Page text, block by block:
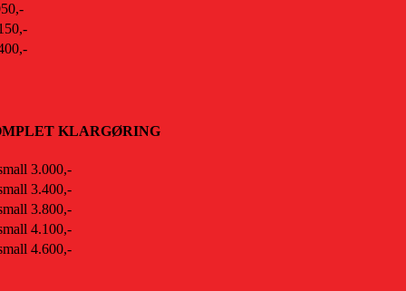
KLARGØRING
3.000,-
3.400,-
3.800,-
4.100,-
4.600,-